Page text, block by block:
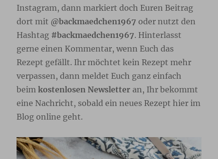
Instagram, dann markiert doch Euren Beitrag
dort mit @backmaedchen1967 oder nutzt den
Hashtag #backmaedchen1967. Hinterlasst
gerne einen Kommentar, wenn Euch das
Rezept gefällt. Ihr möchtet kein Rezept mehr
verpassen, dann meldet Euch ganz einfach
beimkostenlosen Newsletter an, Ihr bekommt
eine Nachricht, sobald ein neues Rezept hier im
Blog online geht.